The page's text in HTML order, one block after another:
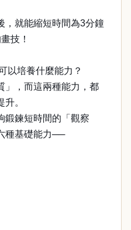
，就能縮短時間為3分鐘
技！
以培養什麼能力？
」，而這兩種能力，都
。
鍛鍊短時間的「觀察
種基礎能力──